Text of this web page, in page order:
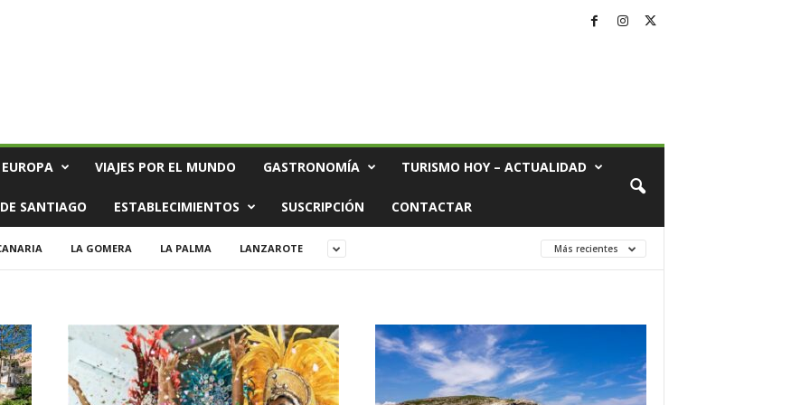
VIAJES POR EL MUNDO GASTRONOMÍA TURISMO HOY – ACTUALIDAD
SANTIAGO ESTABLECIMIENTOS SUSCRIPCIÓN CONTACTAR
LA GOMERA LA PALMA LANZAROTE Más recientes